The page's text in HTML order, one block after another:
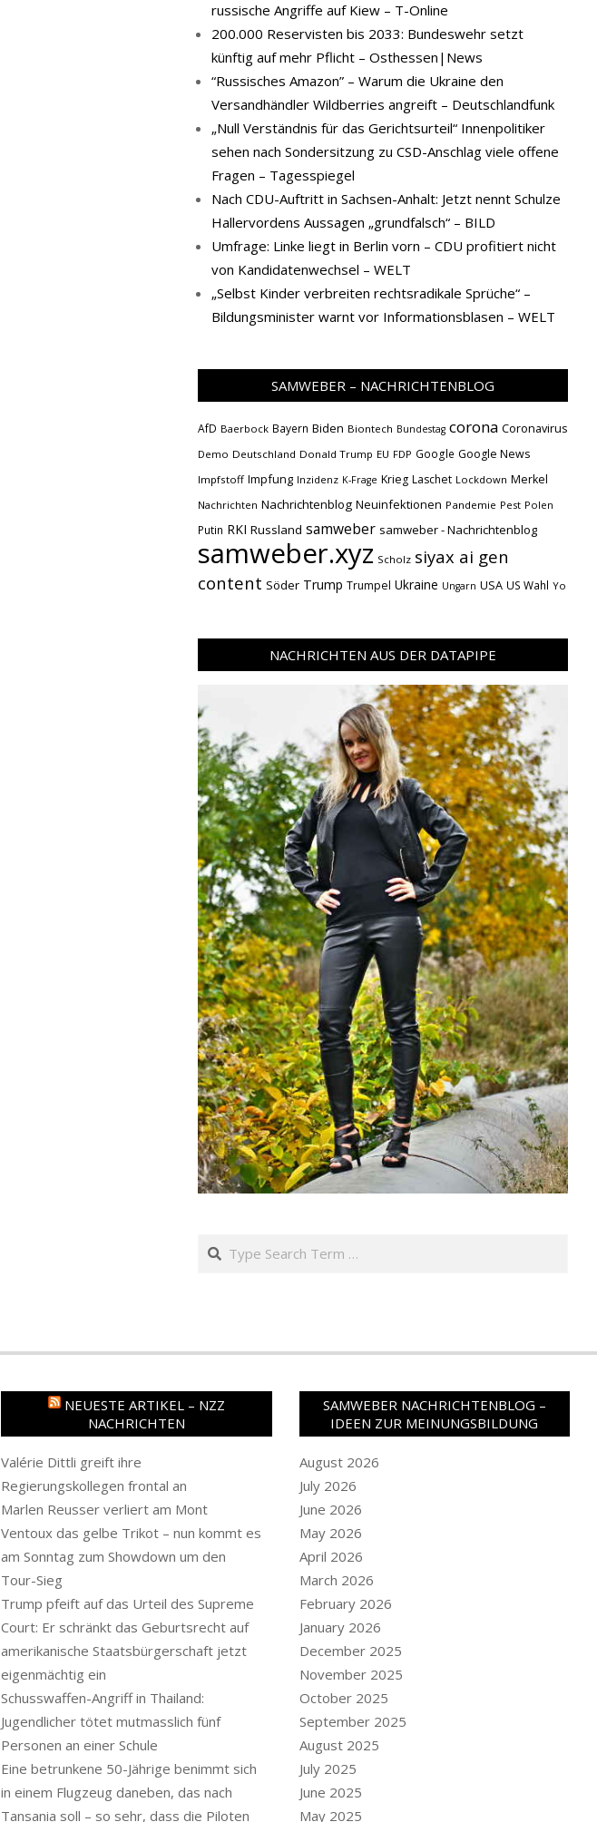
russische Angriffe auf Kiew – T-Online
200.000 Reservisten bis 2033: Bundeswehr setzt
künftig auf mehr Pflicht – Osthessen|News
“Russisches Amazon” – Warum die Ukraine den
Versandhändler Wildberries angreift – Deutschlandfunk
„Null Verständnis für das Gerichtsurteil“ Innenpolitiker
sehen nach Sondersitzung zu CSD-Anschlag viele offene
Fragen – Tagesspiegel
Nach CDU-Auftritt in Sachsen-Anhalt: Jetzt nennt Schulze
Hallervordens Aussagen „grundfalsch“ – BILD
Umfrage: Linke liegt in Berlin vorn – CDU profitiert nicht
von Kandidatenwechsel – WELT
„Selbst Kinder verbreiten rechtsradikale Sprüche“ –
Bildungsminister warnt vor Informationsblasen – WELT
SAMWEBER – NACHRICHTENBLOG
AfD Baerbock Bayern Biden Biontech Bundestag corona Coronavirus
Demo Deutschland Donald Trump EU FDP Google Google News
Impfstoff Impfung Inzidenz K-Frage Krieg Laschet Lockdown Merkel
Nachrichten Nachrichtenblog Neuinfektionen Pandemie Pest Polen
Putin RKI Russland samweber samweber - Nachrichtenblog
samweber.xyz Scholz siyax ai gen
content Söder Trump Trumpel Ukraine Ungarn USA US Wahl Yo
NACHRICHTEN AUS DER DATAPIPE
Search
NEUESTE ARTIKEL – NZZ
NACHRICHTEN
Valérie Dittli greift ihre
Regierungskollegen frontal an
Marlen Reusser verliert am Mont
Ventoux das gelbe Trikot – nun kommt es
am Sonntag zum Showdown um den
Tour-Sieg
Trump pfeift auf das Urteil des Supreme
Court: Er schränkt das Geburtsrecht auf
amerikanische Staatsbürgerschaft jetzt
eigenmächtig ein
Schusswaffen-Angriff in Thailand:
Jugendlicher tötet mutmasslich fünf
Personen an einer Schule
Eine betrunkene 50-Jährige benimmt sich
in einem Flugzeug daneben, das nach
Tansania soll – so sehr, dass die Piloten
SAMWEBER NACHRICHTENBLOG –
IDEEN ZUR MEINUNGSBILDUNG
August 2026
July 2026
June 2026
May 2026
April 2026
March 2026
February 2026
January 2026
December 2025
November 2025
October 2025
September 2025
August 2025
July 2025
June 2025
May 2025